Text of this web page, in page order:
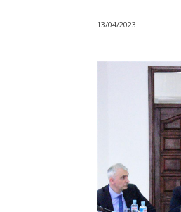
13/04/2023